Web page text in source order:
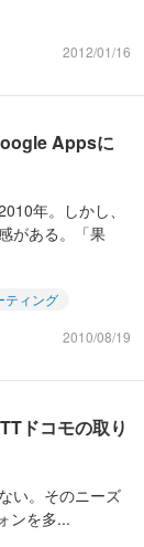
2012/01/16
Appsに
年。しかし、
がある。「果
ティング
2010/08/19
ドコモの取り
い。そのニーズ
ンを多...